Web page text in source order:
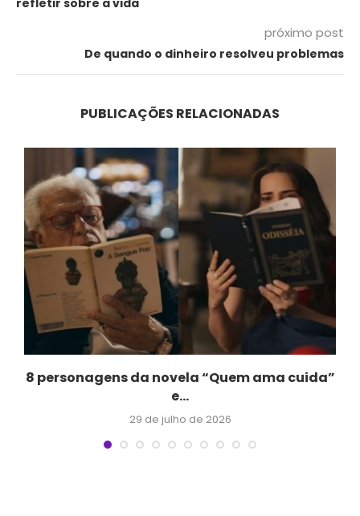
próximo post
De quando o dinheiro resolveu problemas
PUBLICAÇÕES RELACIONADAS
8 personagens da novela “Quem ama cuida”
e...
29 de julho de 2026